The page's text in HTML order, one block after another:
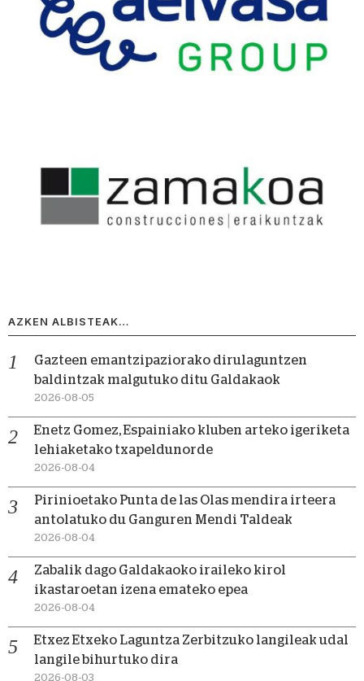
AZKEN ALBISTEAK…
Gazteen emantzipaziorako dirulaguntzen
baldintzak malgutuko ditu Galdakaok
2026-08-05
Enetz Gomez, Espainiako kluben arteko igeriketa
lehiaketako txapeldunorde
2026-08-04
Pirinioetako Punta de las Olas mendira irteera
antolatuko du Ganguren Mendi Taldeak
2026-08-04
Zabalik dago Galdakaoko iraileko kirol
ikastaroetan izena emateko epea
2026-08-04
Etxez Etxeko Laguntza Zerbitzuko langileak udal
langile bihurtuko dira
2026-08-03